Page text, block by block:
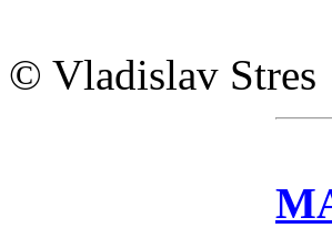
© Vladislav Stres